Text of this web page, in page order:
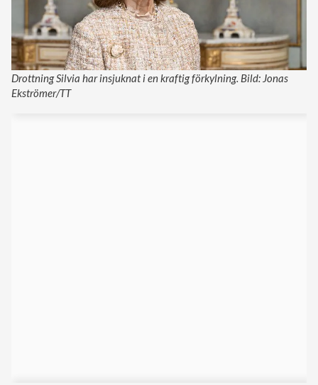
Drottning Silvia har insjuknat i en kraftig förkylning. Bild: Jonas
Ekströmer/TT